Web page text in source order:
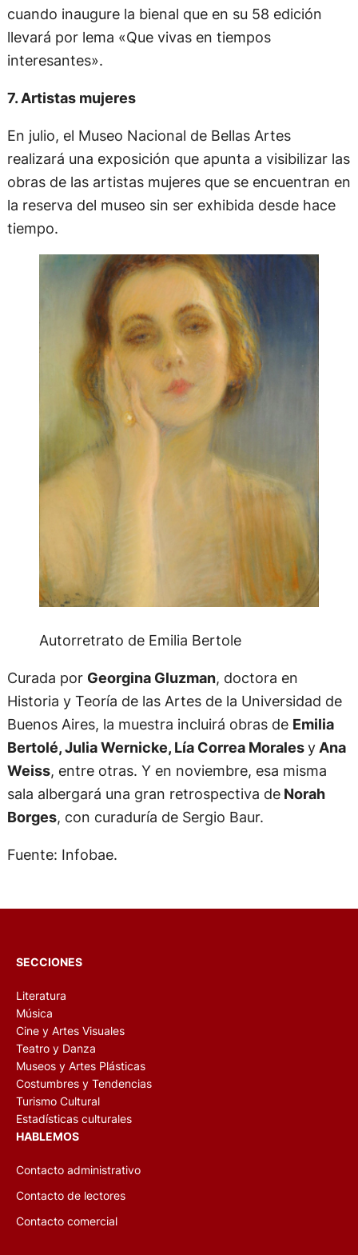
cuando inaugure la bienal que en su 58 edición
llevará por lema «Que vivas en tiempos
interesantes».
7. Artistas mujeres
En julio, el Museo Nacional de Bellas Artes
realizará una exposición que apunta a visibilizar las
obras de las artistas mujeres que se encuentran en
la reserva del museo sin ser exhibida desde hace
tiempo.
Autorretrato de Emilia Bertole
Curada por Georgina Gluzman, doctora en
Historia y Teoría de las Artes de la Universidad de
Buenos Aires, la muestra incluirá obras de Emilia
Bertolé, Julia Wernicke, Lía Correa MoralesyAna
Weiss, entre otras. Y en noviembre, esa misma
sala albergará una gran retrospectiva deNorah
Borges, con curaduría de Sergio Baur.
Fuente: Infobae.
SECCIONES
Literatura
Música
Cine y Artes Visuales
Teatro y Danza
Museos y Artes Plásticas
Costumbres y Tendencias
Turismo Cultural
Estadísticas culturales
HABLEMOS
Contacto administrativo
Contacto de lectores
Contacto comercial